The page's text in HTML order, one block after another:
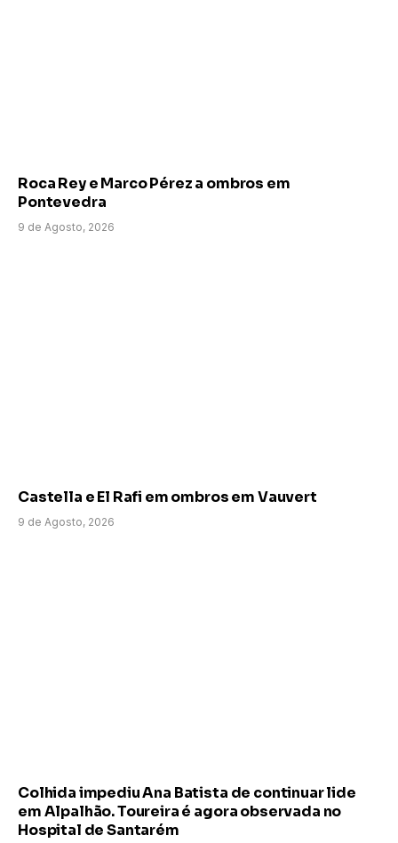
Roca Rey e Marco Pérez a ombros em
Pontevedra
9 de Agosto, 2026
Castella e El Rafi em ombros em Vauvert
9 de Agosto, 2026
Colhida impediu Ana Batista de continuar lide
em Alpalhão. Toureira é agora observada no
Hospital de Santarém